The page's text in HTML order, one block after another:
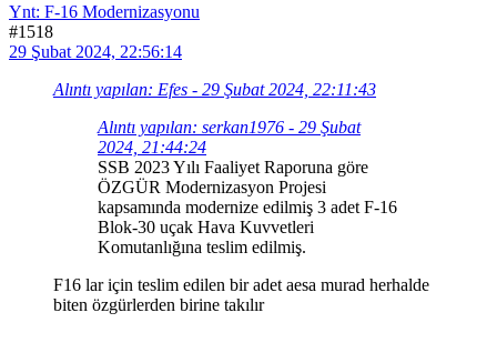
Ynt: F-16 Modernizasyonu
#1518
29 Şubat 2024, 22:56:14
Alıntı yapılan: Efes - 29 Şubat 2024, 22:11:43
Alıntı yapılan: serkan1976 - 29 Şubat
2024, 21:44:24
SSB 2023 Yılı Faaliyet Raporuna göre
ÖZGÜR Modernizasyon Projesi
kapsamında modernize edilmiş 3 adet F-16
Blok-30 uçak Hava Kuvvetleri
Komutanlığına teslim edilmiş.
F16 lar için teslim edilen bir adet aesa murad herhalde
biten özgürlerden birine takılır